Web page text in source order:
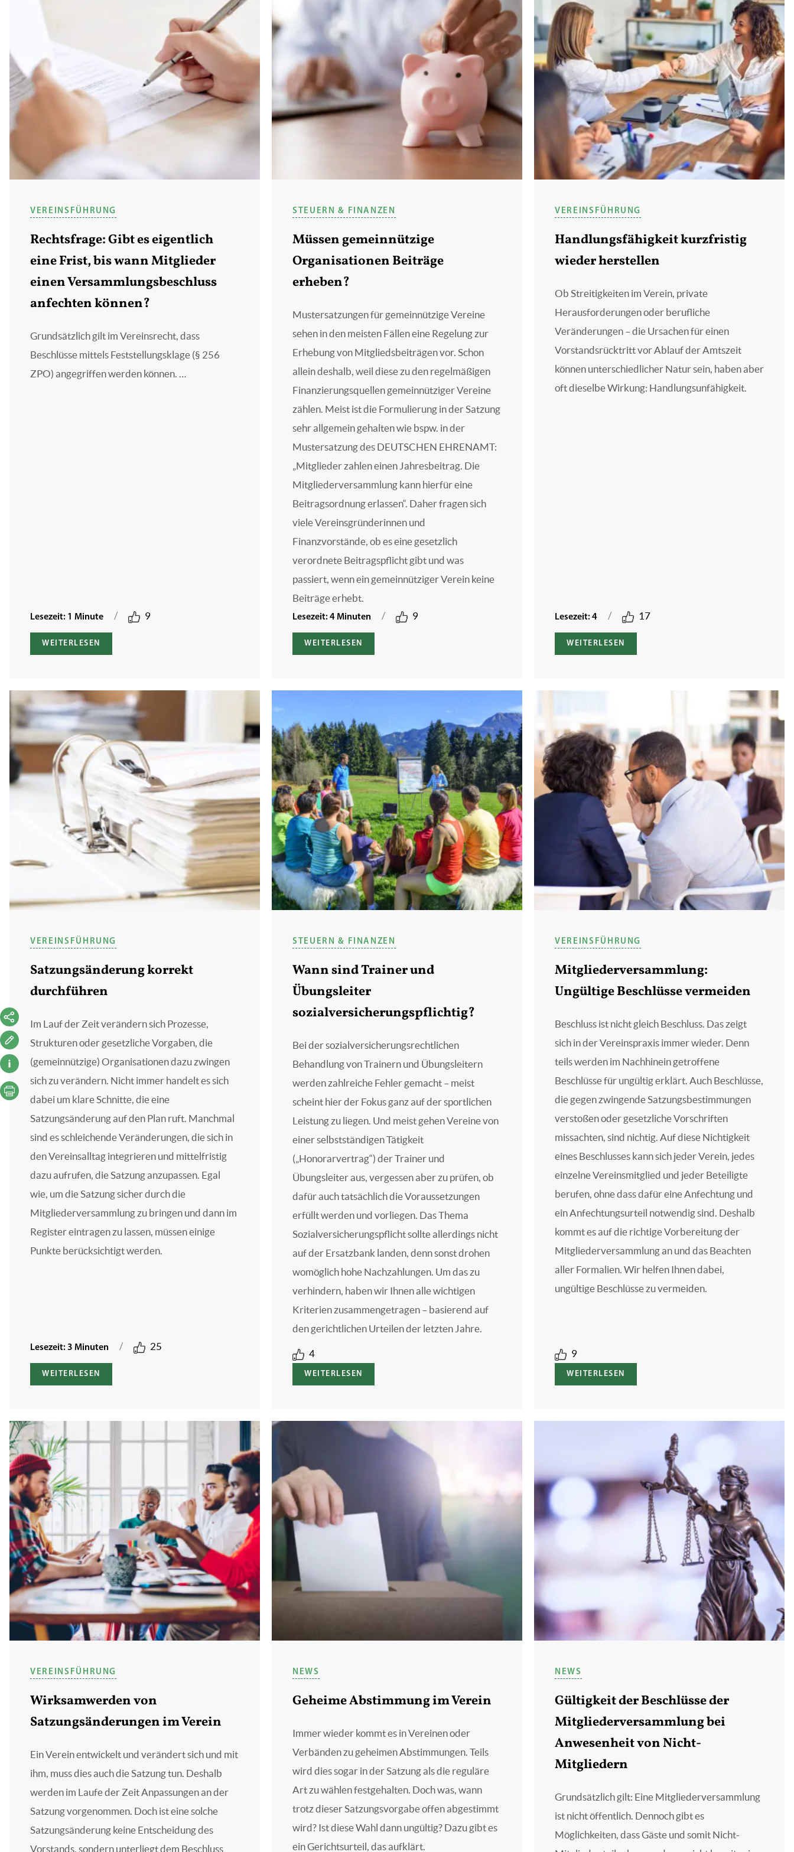
VEREINSFÜHRUNG
Rechtsfrage: Gibt es eigentlich
eine Frist, bis wann Mitglieder
einen Versammlungsbeschluss
anfechten können?
Grundsätzlich gilt im Vereinsrecht, dass
Beschlüsse mittels Feststellungsklage (§ 256
ZPO) angegriffen werden können. …
Lesezeit: 1 Minute / 9
WEITERLESEN
STEUERN & FINANZEN
Müssen gemeinnützige
Organisationen Beiträge
erheben?
Mustersatzungen für gemeinnützige Vereine
sehen in den meisten Fällen eine Regelung zur
Erhebung von Mitgliedsbeiträgen vor. Schon
allein deshalb, weil diese zu den regelmäßigen
Finanzierungsquellen gemeinnütziger Vereine
zählen. Meist ist die Formulierung in der Satzung
sehr allgemein gehalten wie bspw. in der
Mustersatzung des DEUTSCHEN EHRENAMT:
„Mitglieder zahlen einen Jahresbeitrag. Die
Mitgliederversammlung kann hierfür eine
Beitragsordnung erlassen“. Daher fragen sich
viele Vereinsgründerinnen und
Finanzvorstände, ob es eine gesetzlich
verordnete Beitragspflicht gibt und was
passiert, wenn ein gemeinnütziger Verein keine
Beiträge erhebt.
Lesezeit: 4 Minuten / 9
WEITERLESEN
VEREINSFÜHRUNG
Handlungsfähigkeit kurzfristig
wieder herstellen
Ob Streitigkeiten im Verein, private
Herausforderungen oder berufliche
Veränderungen – die Ursachen für einen
Vorstandsrücktritt vor Ablauf der Amtszeit
können unterschiedlicher Natur sein, haben aber
oft dieselbe Wirkung: Handlungsunfähigkeit.
Lesezeit: 4 / 17
WEITERLESEN
VEREINSFÜHRUNG
Satzungsänderung korrekt
durchführen
Im Lauf der Zeit verändern sich Prozesse,
Strukturen oder gesetzliche Vorgaben, die
(gemeinnützige) Organisationen dazu zwingen
sich zu verändern. Nicht immer handelt es sich
dabei um klare Schnitte, die eine
Satzungsänderung auf den Plan ruft. Manchmal
sind es schleichende Veränderungen, die sich in
den Vereinsalltag integrieren und mittelfristig
dazu aufrufen, die Satzung anzupassen. Egal
wie, um die Satzung sicher durch die
Mitgliederversammlung zu bringen und dann im
Register eintragen zu lassen, müssen einige
Punkte berücksichtigt werden.
Lesezeit: 3 Minuten / 25
WEITERLESEN
STEUERN & FINANZEN
Wann sind Trainer und
Übungsleiter
sozialversicherungspflichtig?
Bei der sozialversicherungsrechtlichen
Behandlung von Trainern und Übungsleitern
werden zahlreiche Fehler gemacht – meist
scheint hier der Fokus ganz auf der sportlichen
Leistung zu liegen. Und meist gehen Vereine von
einer selbstständigen Tätigkeit
(„Honorarvertrag“) der Trainer und
Übungsleiter aus, vergessen aber zu prüfen, ob
dafür auch tatsächlich die Voraussetzungen
erfüllt werden und vorliegen. Das Thema
Sozialversicherungspflicht sollte allerdings nicht
auf der Ersatzbank landen, denn sonst drohen
womöglich hohe Nachzahlungen. Um das zu
verhindern, haben wir Ihnen alle wichtigen
Kriterien zusammengetragen – basierend auf
den gerichtlichen Urteilen der letzten Jahre.
4
WEITERLESEN
VEREINSFÜHRUNG
Mitgliederversammlung:
Ungültige Beschlüsse vermeiden
Beschluss ist nicht gleich Beschluss. Das zeigt
sich in der Vereinspraxis immer wieder. Denn
teils werden im Nachhinein getroffene
Beschlüsse für ungültig erklärt. Auch Beschlüsse,
die gegen zwingende Satzungsbestimmungen
verstoßen oder gesetzliche Vorschriften
missachten, sind nichtig. Auf diese Nichtigkeit
eines Beschlusses kann sich jeder Verein, jedes
einzelne Vereinsmitglied und jeder Beteiligte
berufen, ohne dass dafür eine Anfechtung und
ein Anfechtungsurteil notwendig sind. Deshalb
kommt es auf die richtige Vorbereitung der
Mitgliederversammlung an und das Beachten
aller Formalien. Wir helfen Ihnen dabei,
ungültige Beschlüsse zu vermeiden.
9
WEITERLESEN
VEREINSFÜHRUNG
Wirksamwerden von
Satzungsänderungen im Verein
Ein Verein entwickelt und verändert sich und mit
ihm, muss dies auch die Satzung tun. Deshalb
werden im Laufe der Zeit Anpassungen an der
Satzung vorgenommen. Doch ist eine solche
Satzungsänderung keine Entscheidung des
Vorstands, sondern unterliegt dem Beschluss
NEWS
Geheime Abstimmung im Verein
Immer wieder kommt es in Vereinen oder
Verbänden zu geheimen Abstimmungen. Teils
wird dies sogar in der Satzung als die reguläre
Art zu wählen festgehalten. Doch was, wann
trotz dieser Satzungsvorgabe offen abgestimmt
wird? Ist diese Wahl dann ungültig? Dazu gibt es
ein Gerichtsurteil, das aufklärt.
NEWS
Gültigkeit der Beschlüsse der
Mitgliederversammlung bei
Anwesenheit von Nicht-
Mitgliedern
Grundsätzlich gilt: Eine Mitgliederversammlung
ist nicht öffentlich. Dennoch gibt es
Möglichkeiten, dass Gäste und somit Nicht-